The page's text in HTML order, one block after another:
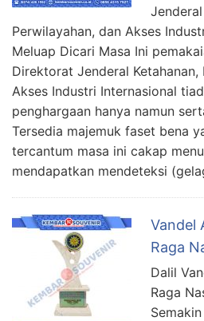
Perwilayahan, dan Akses
Meluap Dicari Masa Ini
Direktorat Jenderal Ketahanan,
Akses Industri Internasional
penghargaan hanya namun
Tersedia majemuk faset bena
tercantum masa ini cakap
mendapatkan mendeteksi
Vandel
Raga
Dalil
Raga